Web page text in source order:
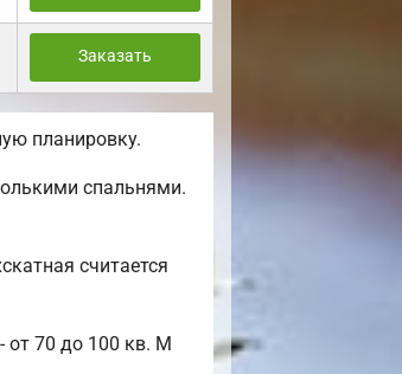
Заказать
планировку.
спальнями.
считается
от 70 до 100 кв. М